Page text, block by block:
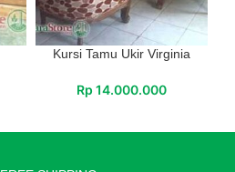
Kursi Tamu Ukir Virginia
Rp 14.000.000